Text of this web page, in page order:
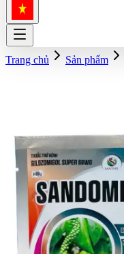
Trang chủ Sản phẩm